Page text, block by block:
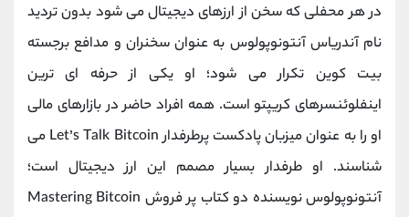
در هر محفلی که سخن از ارزهای دیجیتال می شود بدون تردید
نام آندریاس آنتونوپولوس به عنوان سخنران و مدافع برجسته
بیت کوین تکرار می شود؛ او یکی از حرفه ای ترین
اینفلوئنسرهای کریپتو است.همه افراد حاضر در بازارهای مالی
او را به عنوان میزبان پادکست پرطرفدارLet’s Talk Bitcoin می
شناسند. او طرفدار بسیار مصمم این ارز دیجیتال است؛
آنتونوپولوس نویسنده دو کتاب پر فروش Mastering Bitcoin